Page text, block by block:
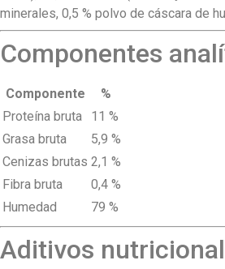
minerales, 0,5 % polvo de cáscara de
Componentes
Componente
%
Proteína bruta
11 %
Grasa bruta
5,9 %
Cenizas brutas 2,1 %
Fibra bruta
0,4 %
Humedad
79 %
Aditivos